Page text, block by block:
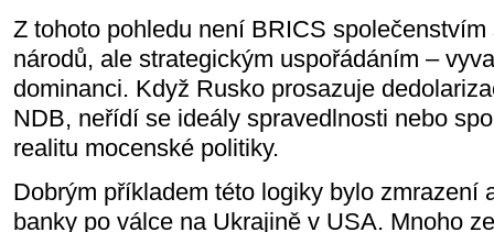
Z tohoto pohledu není BRICS
národů, ale strategickým uspořádáním –
dominanci. Když Rusko prosazuje
NDB, neřídí se ideály spravedlnosti nebo
realitu mocenské politiky.
Dobrým příkladem této logiky bylo zmrazení
banky po válce na Ukrajině v USA. Mnoho